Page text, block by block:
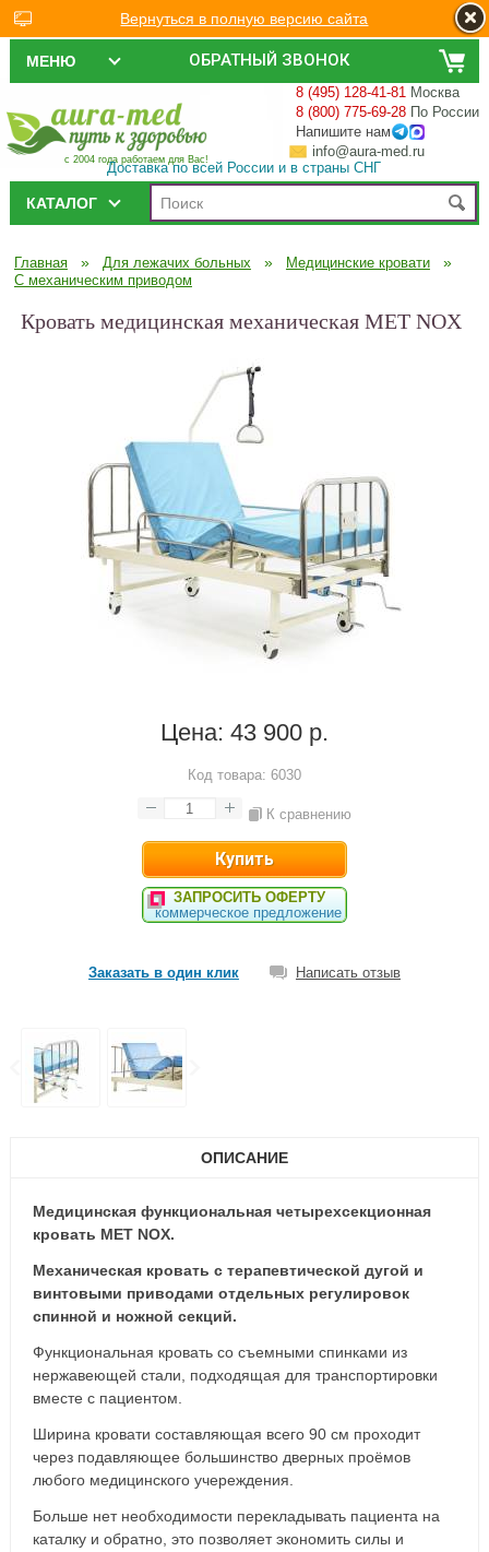
ОБРАТНЫЙ ЗВОНОК
МЕНЮ
с 2004 года работаем для Вас!
8 (495) 128-41-81 Москва
8 (800) 775-69-28 По России
Напишите нам
info@aura-med.ru
Доставка по всей России и в страны СНГ
КАТАЛОГ
Главная » Для лежачих больных » Медицинские кровати »
С механическим приводом
Кровать медицинская механическая MET NOX
Цена: 43 900 р.
Код товара: 6030
К сравнению
ЗАПРОСИТЬ ОФЕРТУ
коммерческое предложение
Заказать в один клик Написать отзыв
ОПИСАНИЕ
Медицинская функциональная четырехсекционная
кровать MET NOX.
Механическая кровать с терапевтической дугой и
винтовыми приводами отдельных регулировок
спинной и ножной секций.
Функциональная кровать со съемными спинками из
нержавеющей стали, подходящая для транспортировки
вместе с пациентом.
Ширина кровати составляющая всего 90 см проходит
через подавляющее большинство дверных проёмов
любого медицинского учереждения.
Больше нет необходимости перекладывать пациента на
каталку и обратно, это позволяет экономить силы и
Вернуться в полную версию сайта